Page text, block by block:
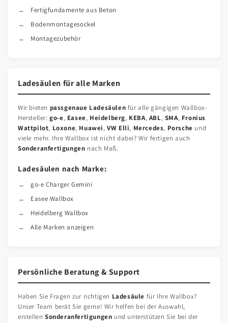
Fertigfundamente aus Beton
Bodenmontagesockel
Montagezubehör
Ladesäulen für alle Marken
Wir bieten passgenaue Ladesäulen für alle gängigen Wallbox-
Hersteller:go-e, Easee, Heidelberg, KEBA, ABL, SMA, Fronius
Wattpilot, Loxone, Huawei,VW Elli, Mercedes, Porsche und
viele mehr. Ihre Wallbox ist nicht dabei? Wir fertigen auch
Sonderanfertigungen nach Maß.
Ladesäulen nach Marke:
go-e Charger Gemini
Easee Wallbox
Heidelberg Wallbox
Alle Marken anzeigen
Persönliche Beratung & Support
Haben Sie Fragen zur richtigen Ladesäule für Ihre Wallbox?
Unser Team berät Sie gerne! Wir helfen bei der Auswahl,
erstellen Sonderanfertigungen und unterstützen Sie bei der